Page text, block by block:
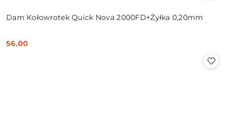
Dam Kołowrotek Quick Nova 2000FD+Żyłka 0,20mm
Cena:
56.00